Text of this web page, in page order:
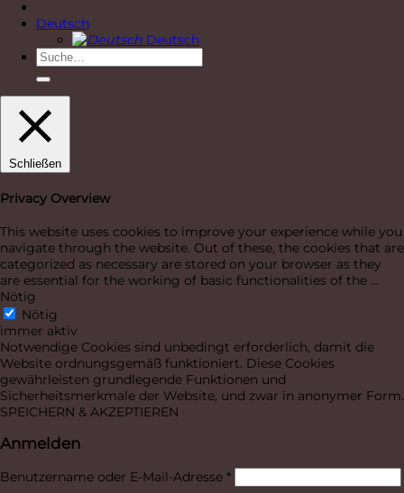
Deutsch
Deutsch
Suche
nach:
Schließen
Privacy Overview
This website uses cookies to improve your experience while you
navigate through the website. Out of these, the cookies that are
categorized as necessary are stored on your browser as they
are essential for the working of basic functionalities of the ...
Nötig
Nötig
immer aktiv
Notwendige Cookies sind unbedingt erforderlich, damit die
Website ordnungsgemäß funktioniert. Diese Cookies
gewährleisten grundlegende Funktionen und
Sicherheitsmerkmale der Website, und zwar in anonymer Form.
SPEICHERN & AKZEPTIEREN
Anmelden
Benutzername oder E-Mail-Adresse *Erforderlich